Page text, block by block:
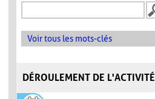
Voir tous les mots-clés
DÉROULEMENT DE L'ACTIVITÉ